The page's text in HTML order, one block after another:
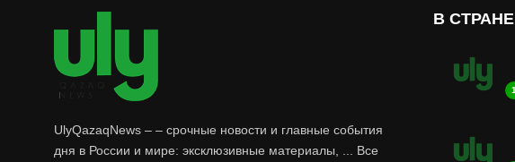
UlyQazaqNews – – срочные новости и главные события
дня в России и мире: эксклюзивные материалы, ... Все
В СТРАНЕ
1